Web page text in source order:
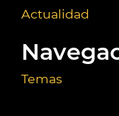
Actualidad
Temas